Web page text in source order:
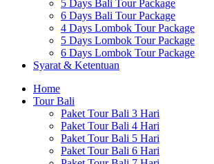
5 Days Bali Tour Package
6 Days Bali Tour Package
4 Days Lombok Tour Package
5 Days Lombok Tour Package
6 Days Lombok Tour Package
Syarat & Ketentuan
Home
Tour Bali
Paket Tour Bali 3 Hari
Paket Tour Bali 4 Hari
Paket Tour Bali 5 Hari
Paket Tour Bali 6 Hari